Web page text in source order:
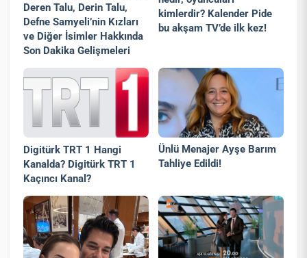
Deren Talu, Derin Talu,
Defne Samyeli’nin Kızları
ve Diğer İsimler Hakkında
Son Dakika Gelişmeleri
kimlerdir? Kalender Pide
bu akşam TV’de ilk kez!
Digitürk TRT 1 Hangi
Kanalda? Digitürk TRT 1
Kaçıncı Kanal?
Ünlü Menajer Ayşe Barım
Tahliye Edildi!